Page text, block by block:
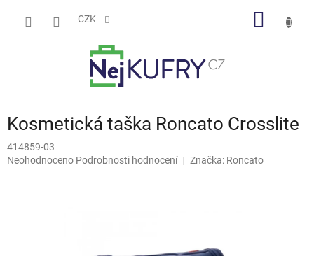
CZK
Kosmetická taška Roncato Crosslite
414859-03
Průměrné
Neohodnoceno Podrobnosti hodnocení Značka: Roncato